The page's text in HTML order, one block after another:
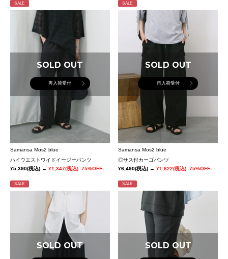
SALE
SOLD OUT
再入荷受付
Samansa Mos2 blue
ハイウエストワイドイージーパンツ
¥5,390(税込) → ¥1,347(税込) -75%OFF-
SALE
SOLD OUT
再入荷受付
Samansa Mos2 blue
◎サス付カーゴパンツ
¥6,490(税込)→¥1,622(税込) -75%OFF-
SALE
SOLD OUT
SALE
SOLD OUT